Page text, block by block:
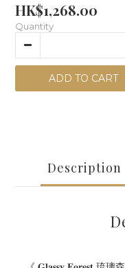
HK$1,268.00
Quantity
ADD TO CART
Description